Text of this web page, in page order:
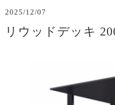
2025/12/07
リウッドデッキ